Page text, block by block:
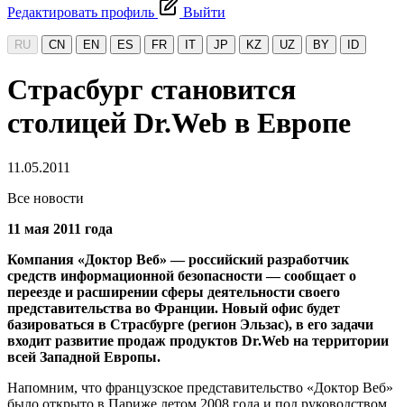
Редактировать профиль
Выйти
RU CN EN ES FR IT JP KZ UZ BY ID
Страсбург становится
столицей Dr.Web в Европе
11.05.2011
Все новости
11 мая 2011 года
Компания «Доктор Веб» — российский разработчик
средств информационной безопасности — сообщает о
переезде и расширении сферы деятельности своего
представительства во Франции. Новый офис будет
базироваться в Страсбурге (регион Эльзас), в его задачи
входит развитие продаж продуктов Dr.Web на территории
всей Западной Европы.
Напомним, что французское представительство «Доктор Веб»
было открыто в Париже летом 2008 года и под руководством